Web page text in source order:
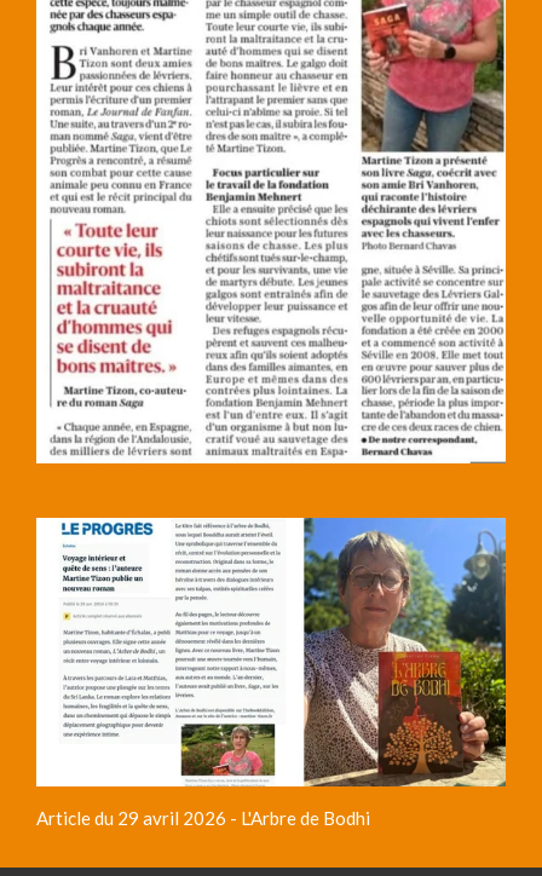
Article du 29 avril 2026 - L'Arbre de Bodhi